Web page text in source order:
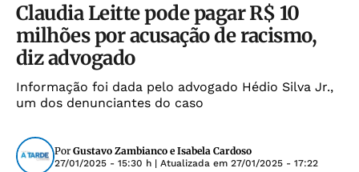
Claudia Leitte pode pagar R$ 10
milhões por acusação de racismo,
diz advogado
Informação foi dada pelo advogado Hédio Silva Jr.,
um dos denunciantes do caso
Por Gustavo Zambianco e Isabela Cardoso
27/01/2025 - 15:30 h | Atualizada em 27/01/2025 - 17:22